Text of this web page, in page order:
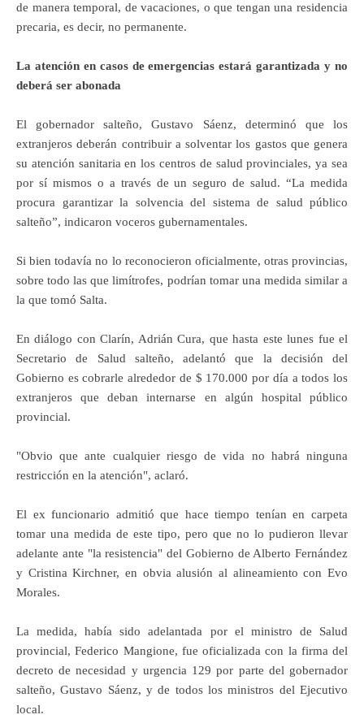
de manera temporal, de vacaciones, o que tengan una residencia
precaria, es decir, no permanente.
La atención en casos de emergencias estará garantizada y no
deberá ser abonada
El gobernador salteño, Gustavo Sáenz, determinó que los
extranjeros deberán contribuir a solventar los gastos que genera
su atención sanitaria en los centros de salud provinciales, ya sea
por sí mismos o a través de un seguro de salud. “La medida
procura garantizar la solvencia del sistema de salud público
salteño”, indicaron voceros gubernamentales.
Si bien todavía no lo reconocieron oficialmente, otras provincias,
sobre todo las que limítrofes, podrían tomar una medida similar a
la que tomó Salta.
En diálogo con Clarín, Adrián Cura, que hasta este lunes fue el
Secretario de Salud salteño, adelantó que la decisión del
Gobierno es cobrarle alrededor de $ 170.000 por día a todos los
extranjeros que deban internarse en algún hospital público
provincial.
"Obvio que ante cualquier riesgo de vida no habrá ninguna
restricción en la atención", aclaró.
El ex funcionario admitió que hace tiempo tenían en carpeta
tomar una medida de este tipo, pero que no lo pudieron llevar
adelante ante "la resistencia" del Gobierno de Alberto Fernández
y Cristina Kirchner, en obvia alusión al alineamiento con Evo
Morales.
La medida, había sido adelantada por el ministro de Salud
provincial, Federico Mangione, fue oficializada con la firma del
decreto de necesidad y urgencia 129 por parte del gobernador
salteño, Gustavo Sáenz, y de todos los ministros del Ejecutivo
local.